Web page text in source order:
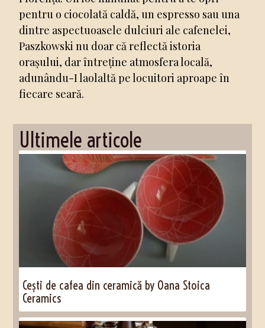
pentru o ciocolată caldă, un espresso sau una
dintre aspectuoasele dulciuri ale cafenelei,
Paszkowski nu doar că reflectă istoria
orașului, dar întreține atmosfera locală,
adunându-I laolaltă pe locuitori aproape în
fiecare seară.
Ultimele articole
Cești de cafea din ceramică by Oana Stoica
Ceramics